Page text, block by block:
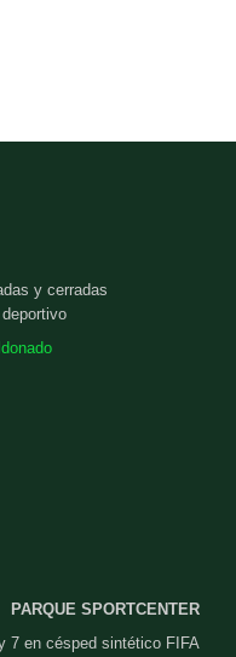
y cerradas
PARQUE SPORTCENTER
7 en césped sintético FIFA